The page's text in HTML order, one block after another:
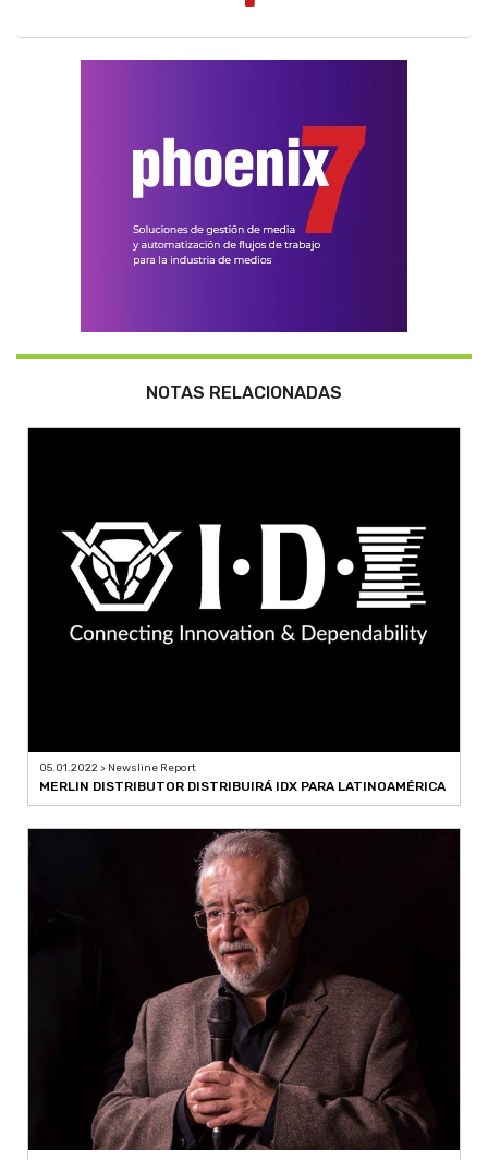
NOTAS RELACIONADAS
05.01.2022 > Newsline Report
MERLIN DISTRIBUTOR DISTRIBUIRÁ IDX PARA LATINOAMÉRICA